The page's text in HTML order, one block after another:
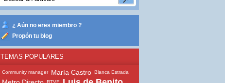
¿ Aún no eres miembro ?
Propón tu blog
TEMAS POPULARES
Community manager María Castro Blanca Estrada
RTVE